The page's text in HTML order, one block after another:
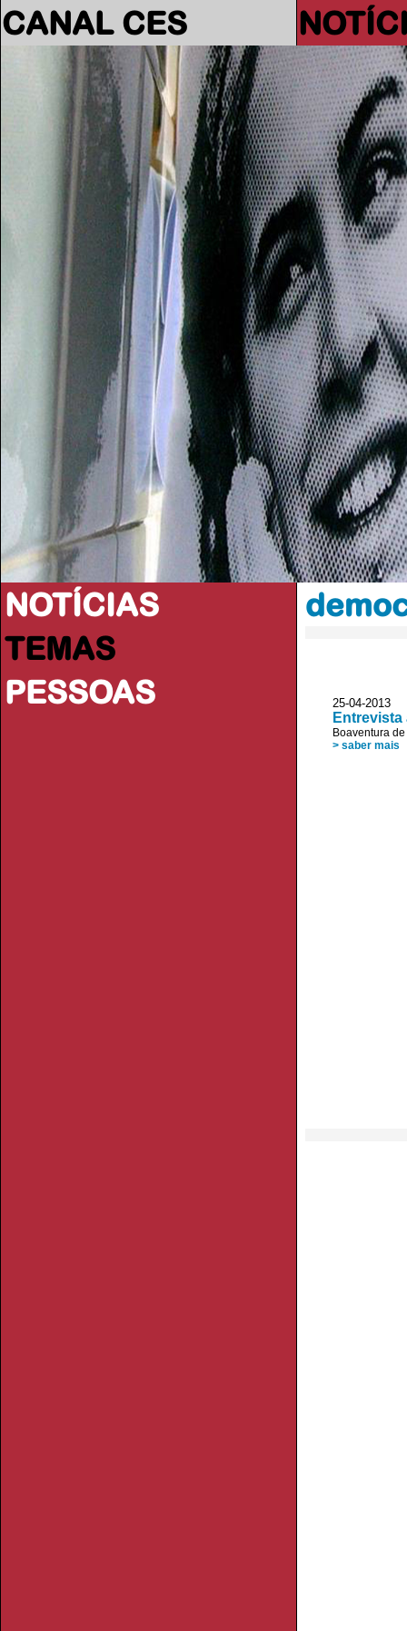
CANAL CES
NOTÍCIAS
TEMAS
PESSOAS
25-04-2013
Boaventura
> saber mais